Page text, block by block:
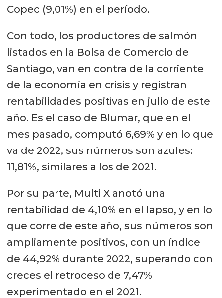
Copec (9,01%) en el período.
Con todo, los productores de salmón
listados en la Bolsa de Comercio de
Santiago, van en contra de la corriente
de la economía en crisis y registran
rentabilidades positivas en julio de este
año. Es el caso de Blumar, que en el
mes pasado, computó 6,69% y en lo que
va de 2022, sus números son azules:
11,81%, similares a los de 2021.
Por su parte, Multi X anotó una
rentabilidad de 4,10% en el lapso, y en lo
que corre de este año, sus números son
ampliamente positivos, con un índice
de 44,92% durante 2022, superando con
creces el retroceso de 7,47%
experimentado en el 2021.